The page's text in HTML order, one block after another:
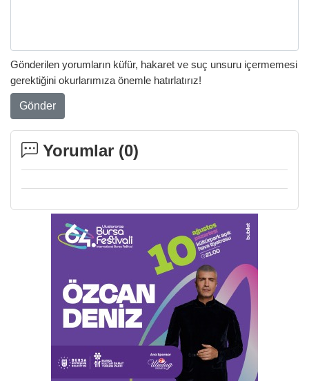
Gönderilen yorumların küfür, hakaret ve suç unsuru içermemesi
gerektiğini okurlarımıza önemle hatırlatırız!
Gönder
Yorumlar (0)